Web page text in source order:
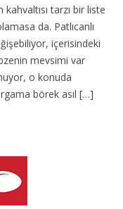
kahvaltısı tarzı bir liste
da. Patlıcanlı
içerisindeki
mevsimi var
o konuda
börek asıl […]